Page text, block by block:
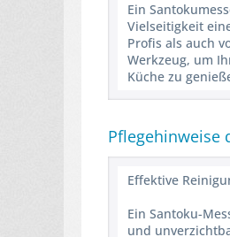
Ein
Vielseitigkeit
Profis als auch
Werkzeug, um
Küche zu
Pflegehinweise
Effektive
Ein Santoku-
und